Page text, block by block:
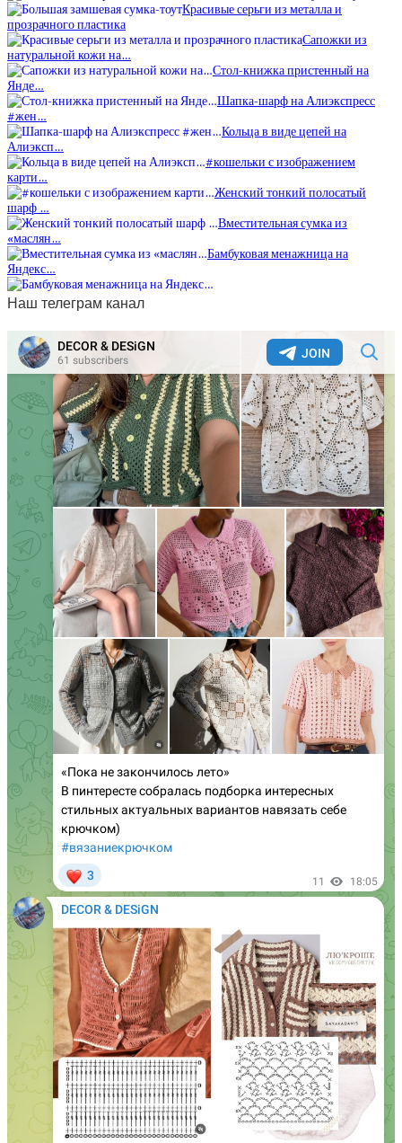
Красивые серьги из металла и
прозрачного пластика
Сапожки из
натуральной кожи на…
Стол-книжка пристенный на
Янде…
Шапка-шарф на Алиэкспресс
#жен…
Кольца в виде цепей на
Алиэксп…
#кошельки с изображением
карти…
Женский тонкий полосатый
шарф …
Вместительная сумка из
«маслян…
Бамбуковая менажница на
Яндекс…
Наш телеграм канал